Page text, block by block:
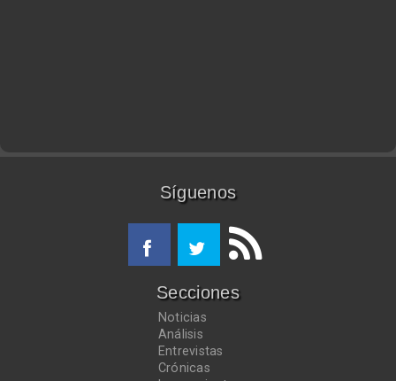
Síguenos
Secciones
Noticias
Análisis
Entrevistas
Crónicas